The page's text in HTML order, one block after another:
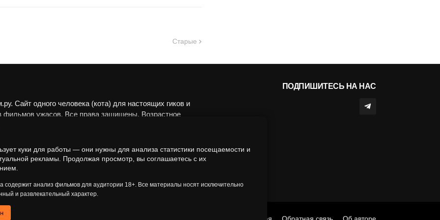
Старые
Сайт одного человека (кота) для настоящих гиков и
фильмов ужасов. Все права защищены. Возрастное
представлены исключительно в развлекательных
целях. Мы не пропагандируем запрещённые
анализируем художественные произведения в рамках
ПОДПИШИТЕСЬ НА НАС
куки для работы — они нужны для анализа статистики посещаемости и
рекламы. Продолжая просмотр, вы соглашаетесь с их
содержит анализ фильмов для аудитории 18+. Все материалы носят исключительно
и развлекательный характер.